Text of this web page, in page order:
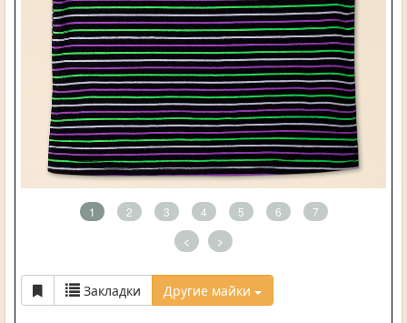
1 2 3 4 5 6 7
< >
Закладки Другие майки